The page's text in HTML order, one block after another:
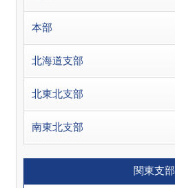
本部
北海道支部
北東北支部
南東北支部
関東支部